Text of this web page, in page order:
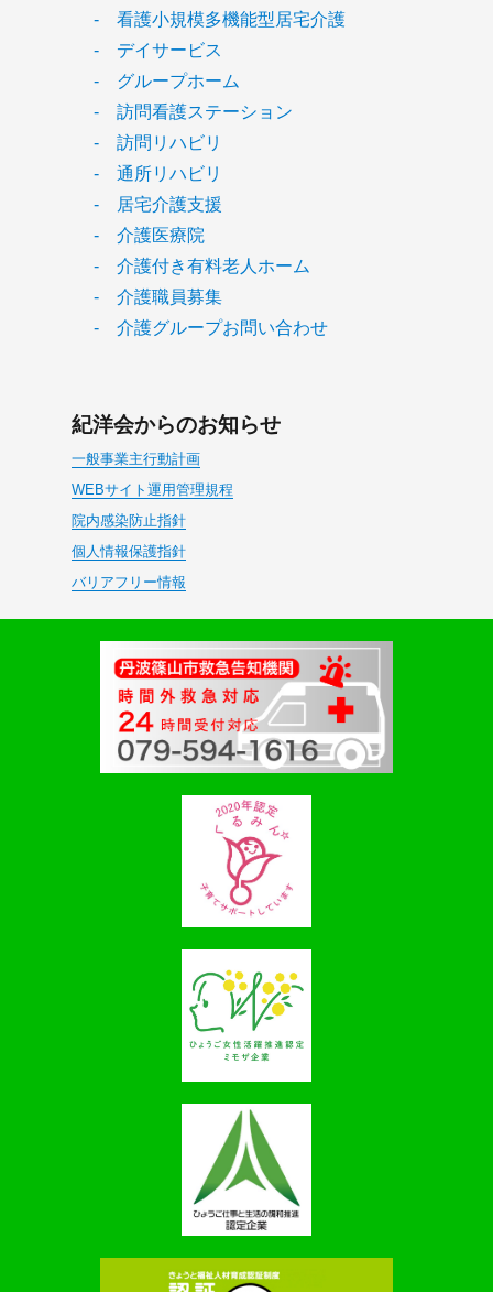
- 看護小規模多機能型居宅介護
- デイサービス
- グループホーム
- 訪問看護ステーション
- 訪問リハビリ
- 通所リハビリ
- 居宅介護支援
- 介護医療院
- 介護付き有料老人ホーム
- 介護職員募集
- 介護グループお問い合わせ
紀洋会からのお知らせ
一般事業主行動計画
WEBサイト運用管理規程
院内感染防止指針
個人情報保護指針
バリアフリー情報